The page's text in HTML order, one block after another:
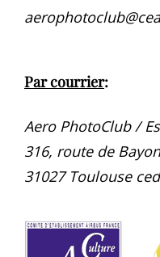
Par courrier:
Aero PhotoClub /
316, route de
31027 Toulouse